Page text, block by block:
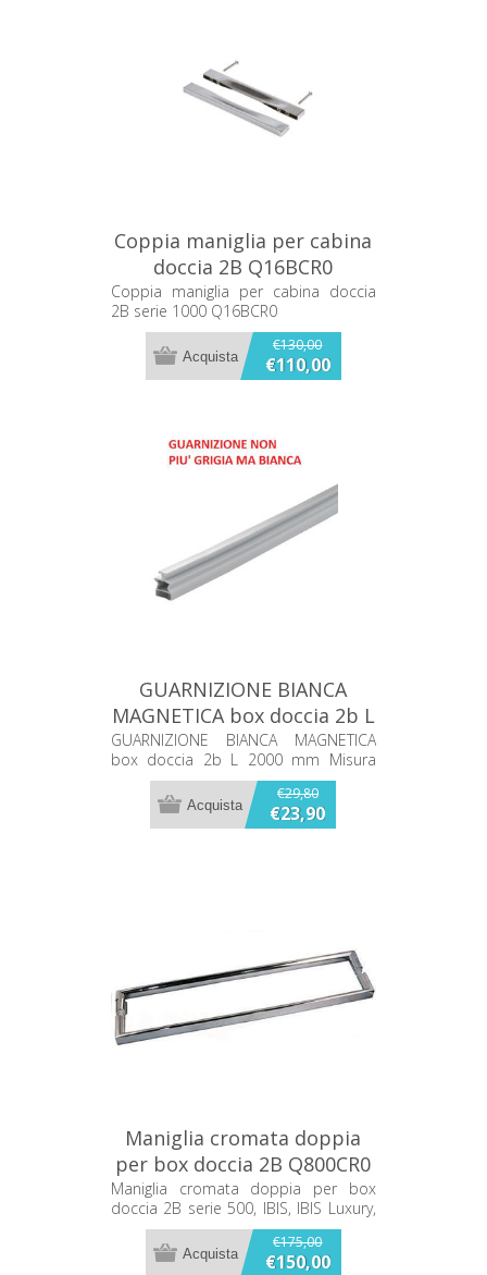
Coppia maniglia per cabina
doccia 2B Q16BCR0
Coppia maniglia per cabina doccia
2B serie 1000 Q16BCR0
€130,00
€110,00
GUARNIZIONE BIANCA
MAGNETICA box doccia 2b L
2000 mm
GUARNIZIONE BIANCA MAGNETICA
box doccia 2b L 2000 mm Misura
inserto 4mm
€29,80
€23,90
Maniglia cromata doppia
per box doccia 2B Q800CR0
Maniglia cromata doppia per box
doccia 2B serie 500, IBIS, IBIS Luxury,
Open Air Q800CR0
€175,00
€150,00